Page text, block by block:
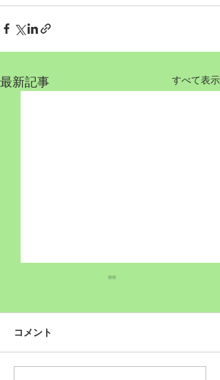
最新記事 すべて表示
コメント